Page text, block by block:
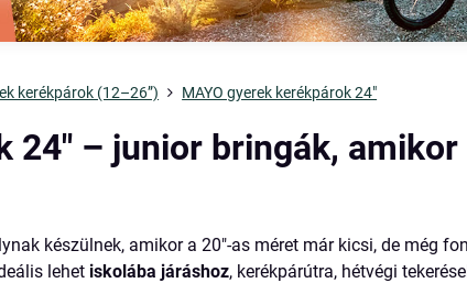
kerékpárok (12–26”) MAYO gyerek kerékpárok 24"
24" – junior bringák, amikor
készülnek, amikor a 20"-as méret már kicsi, de még
lehet iskolába járáshoz, kerékpárútra, hétvégi